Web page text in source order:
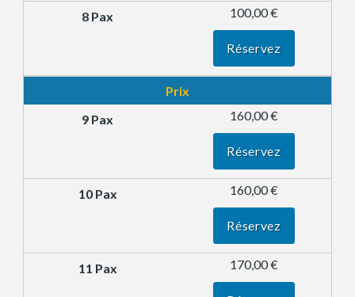
100,00 €
Réservez
Prix
160,00 €
Réservez
160,00 €
Réservez
170,00 €